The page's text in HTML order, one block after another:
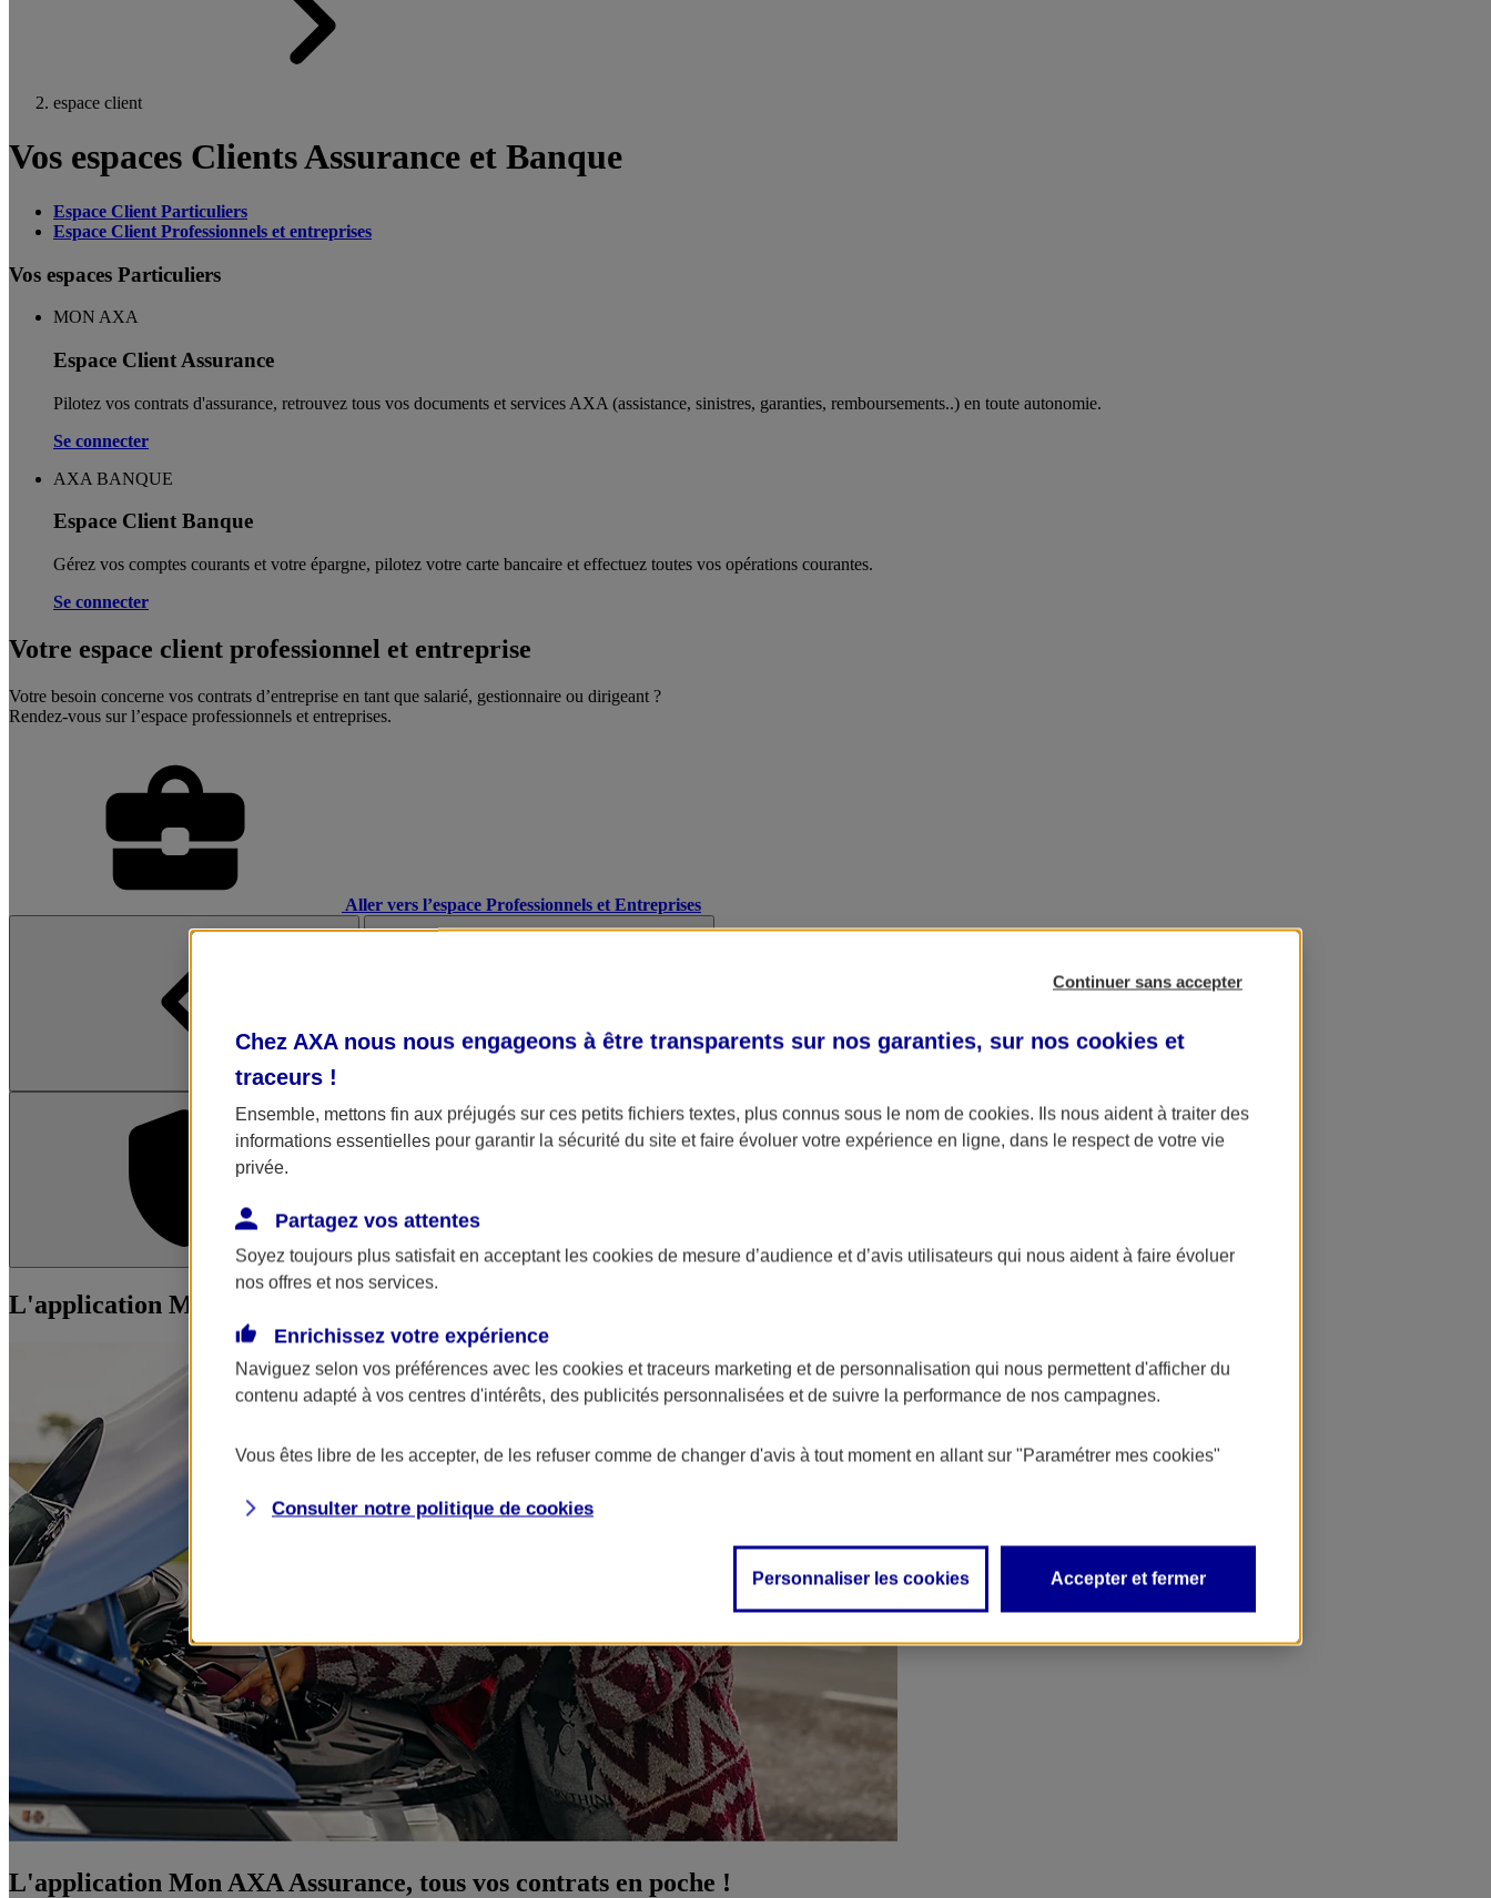
espace client
Vos espaces Clients Assurance et Banque
Espace Client Particuliers
Espace Client Professionnels et entreprises
Vos espaces Particuliers
MON AXA
Espace Client Assurance
Pilotez vos contrats d'assurance, retrouvez tous vos documents et services AXA (assistance, sinistres, garanties, remboursements..) en toute autonomie. ​
Se connecter
AXA BANQUE
Espace Client Banque
Gérez vos comptes courants et votre épargne, pilotez votre carte bancaire et effectuez toutes vos opérations courantes.
Se connecter
Votre espace client professionnel et entreprise
Votre besoin concerne vos contrats d’entreprise en tant que salarié, gestionnaire ou dirigeant ?
Rendez-vous sur l’espace professionnels et entreprises.
Aller vers l’espace Professionnels et Entreprises
L'application Mon AXA Assurance L'application AXA Banque
L'application Mon AXA Assurance, tous vos contrats en poche !
L'application Mon AXA Assurance, tous vos contrats en poche !
Continuer sans accepter
Chez AXA nous nous engageons à être transparents sur nos garanties, sur nos cookies et
traceurs !
Ensemble, mettons fin aux préjugés sur ces petits fichiers textes, plus connus sous le nom de cookies. Ils nous aident à traiter des
informations essentielles pour garantir la sécurité du site et faire évoluer votre expérience en ligne, dans le respect de votre vie
privée.
Partagez vos attentes
Soyez toujours plus satisfait en acceptant les cookies de mesure d’audience et d’avis utilisateurs qui nous aident à faire évoluer
nos offres et nos services.
Enrichissez votre expérience
Naviguez selon vos préférences avec les cookies et traceurs marketing et de personnalisation qui nous permettent d'afficher du
contenu adapté à vos centres d'intérêts, des publicités personnalisées et de suivre la performance de nos campagnes.
Vous êtes libre de les accepter, de les refuser comme de changer d'avis à tout moment en allant sur "Paramétrer mes cookies"
Consulter notre politique de cookies
Personnaliser les cookies Accepter et fermer